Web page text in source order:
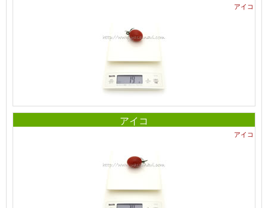
アイコ
アイコ
アイコ